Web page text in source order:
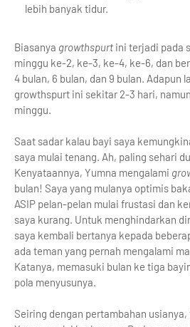
lebih banyak tidur.
Biasanya growthspurt ini terjadi pada
minggu ke-2, ke-3, ke-4, ke-6, dan
4 bulan, 6 bulan, dan 9 bulan. Adapun
growthspurt ini sekitar 2-3 hari,
minggu.
Saat sadar kalau bayi saya
saya mulai tenang. Ah, paling sehari
Kenyataannya, Yumna mengalami
bulan! Saya yang mulanya optimis
ASIP pelan-pelan mulai frustasi dan
saya kurang. Untuk menghindarkan
saya kembali bertanya kepada
ada teman yang pernah mengalami
Katanya, memasuki bulan ke tiga
pola menyusunya.
Seiring dengan pertambahan